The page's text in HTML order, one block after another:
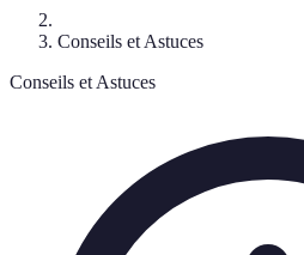
Conseils et Astuces
Conseils et Astuces